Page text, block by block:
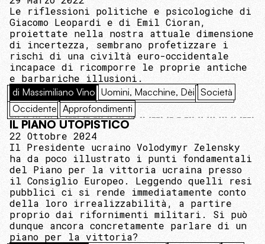
Le riflessioni politiche e psicologiche di
Giacomo Leopardi e di Emil Cioran,
proiettate nella nostra attuale dimensione
di incertezza, sembrano profetizzare i
rischi di una civiltà euro-occidentale
incapace di ricomporre le proprie antiche
e barbariche illusioni.
di Massimiliano Vino Uomini, Macchine, Dèi Società
Occidente Approfondimenti
IL PIANO UTOPISTICO
22 Ottobre 2024
Il Presidente ucraino Volodymyr Zelensky
ha da poco illustrato i punti fondamentali
del Piano per la vittoria ucraina presso
il Consiglio Europeo. Leggendo quelli resi
pubblici ci si rende immediatamente conto
della loro irrealizzabilità, a partire
proprio dai rifornimenti militari. Si può
dunque ancora concretamente parlare di un
piano per la vittoria?